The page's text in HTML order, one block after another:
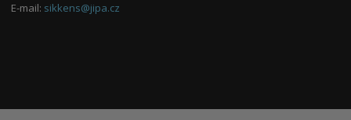
E-mail: sikkens@jipa.cz